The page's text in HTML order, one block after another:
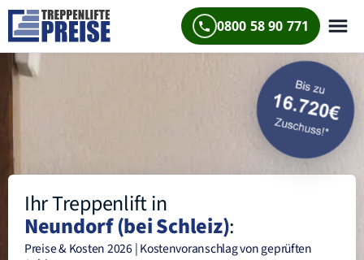
0800 58 90 771
Ihr Treppenlift in
Neundorf (bei Schleiz):
Preise & Kosten 2026 | Kostenvoranschlag von geprüften